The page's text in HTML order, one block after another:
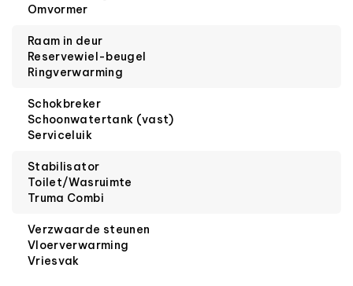
Omvormer
Raam in deur
Reservewiel-beugel
Ringverwarming
Schokbreker
Schoonwatertank (vast)
Serviceluik
Stabilisator
Toilet/Wasruimte
Truma Combi
Verzwaarde steunen
Vloerverwarming
Vriesvak